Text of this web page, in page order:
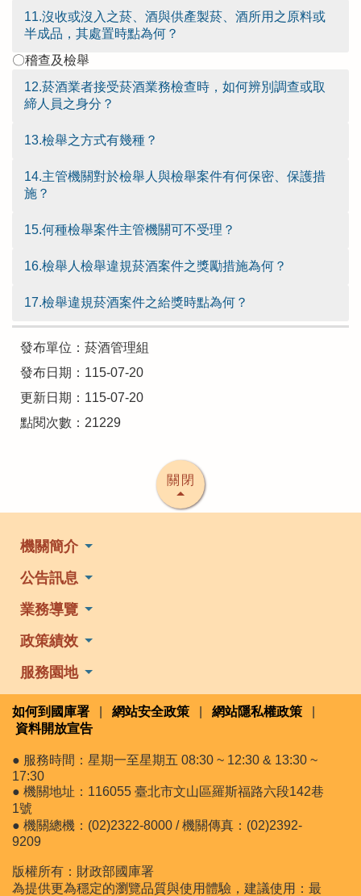
11.沒收或沒入之菸、酒與供產製菸、酒所用之原料或
半成品，其處置時點為何？
〇稽查及檢舉
12.菸酒業者接受菸酒業務檢查時，如何辨別調查或取
締人員之身分？
13.檢舉之方式有幾種？
14.主管機關對於檢舉人與檢舉案件有何保密、保護措
施？
15.何種檢舉案件主管機關可不受理？
16.檢舉人檢舉違規菸酒案件之獎勵措施為何？
17.檢舉違規菸酒案件之給獎時點為何？
發布單位：菸酒管理組
發布日期：115-07-20
更新日期：115-07-20
點閱次數：21229
關閉
機關簡介
公告訊息
業務導覽
政策績效
服務園地
如何到國庫署 網站安全政策 網站隱私權政策
資料開放宣告
● 服務時間：星期一至星期五 08:30 ~ 12:30 & 13:30 ~
17:30
● 機關地址：116055 臺北市文山區羅斯福路六段142巷
1號
● 機關總機：(02)2322-8000 / 機關傳真：(02)2392-
9209
版權所有：財政部國庫署
為提供更為穩定的瀏覽品質與使用體驗，建議使用：最